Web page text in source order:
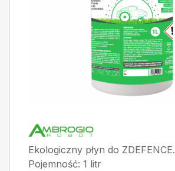
Ekologiczny płyn do ZDEFENCE.
Pojemność: 1 litr